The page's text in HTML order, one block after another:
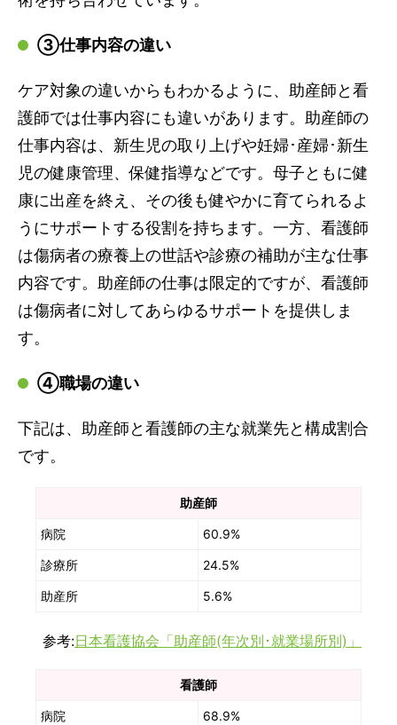
③仕事内容の違い
ケア対象の違いからもわかるように、助産師と看
護師では仕事内容にも違いがあります。助産師の
仕事内容は、新生児の取り上げや妊婦･産婦･新生
児の健康管理、保健指導などです。母子ともに健
康に出産を終え、その後も健やかに育てられるよ
うにサポートする役割を持ちます。一方、看護師
は傷病者の療養上の世話や診療の補助が主な仕事
内容です。助産師の仕事は限定的ですが、看護師
は傷病者に対してあらゆるサポートを提供しま
す。
④職場の違い
下記は、助産師と看護師の主な就業先と構成割合
です。
助産師
病院 60.9%
診療所 24.5%
助産所 5.6%
参考:日本看護協会「助産師(年次別･就業場所別)」
看護師
病院 68.9%